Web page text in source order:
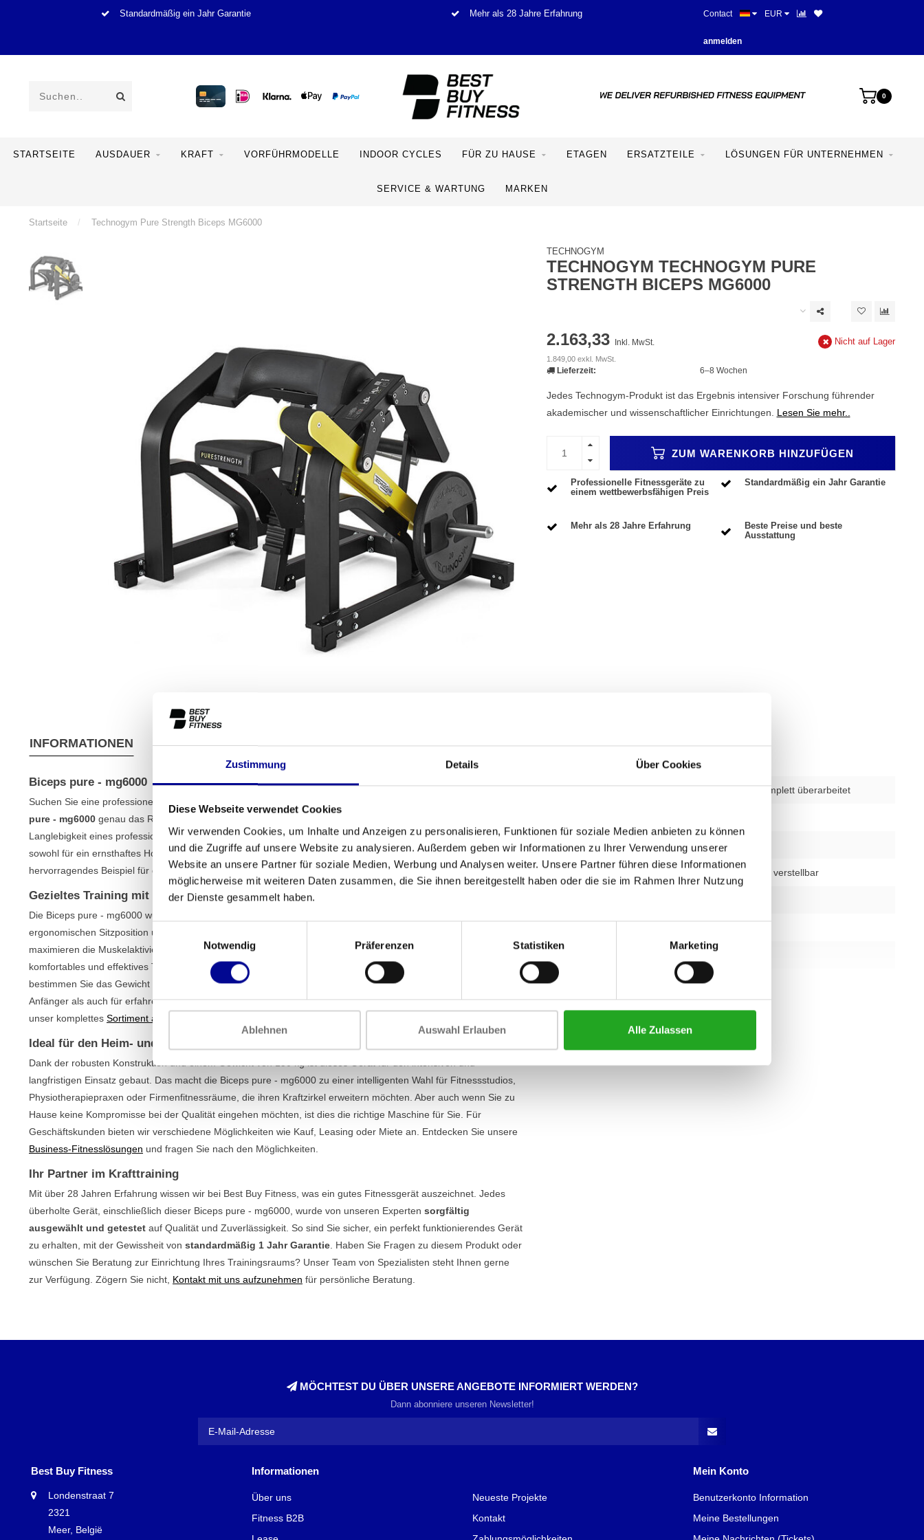
Zustimmung Details Über Cookies
Diese Webseite verwendet Cookies
Wir verwenden Cookies, um Inhalte und Anzeigen zu personalisieren, Funktionen für soziale Medien anbieten zu können
und die Zugriffe auf unsere Website zu analysieren. Außerdem geben wir Informationen zu Ihrer Verwendung unserer
Website an unsere Partner für soziale Medien, Werbung und Analysen weiter. Unsere Partner führen diese Informationen
möglicherweise mit weiteren Daten zusammen, die Sie ihnen bereitgestellt haben oder die sie im Rahmen Ihrer Nutzung
der Dienste gesammelt haben.
Einwilligungsauswahl
Notwendig
Präferenzen Statistiken Marketing
Ablehnen Auswahl Erlauben Alle Zulassen
Standardmäßig ein Jahr Garantie Mehr als 28 Jahre Erfahrung Beste Preise und beste
Contact EUR
anmelden
0
STARTSEITE AUSDAUER KRAFT VORFÜHRMODELLE INDOOR CYCLES FÜR ZU HAUSE ETAGEN ERSATZTEILE LÖSUNGEN FÜR UNTERNEHMEN
SERVICE & WARTUNG MARKEN
Startseite / Technogym Pure Strength Biceps MG6000
TECHNOGYM
TECHNOGYM TECHNOGYM PURE
STRENGTH BICEPS MG6000
2.163,33 Inkl. MwSt.
1.849,00 exkl. MwSt.
Nicht auf Lager
Lieferzeit: 6–8 Wochen
Jedes Technogym-Produkt ist das Ergebnis intensiver Forschung führender
akademischer und wissenschaftlicher Einrichtungen. Lesen Sie mehr..
ZUM WARENKORB HINZUFÜGEN
Professionelle Fitnessgeräte zu
einem wettbewerbsfähigen Preis
Standardmäßig ein Jahr Garantie
Mehr als 28 Jahre Erfahrung
Beste Preise und beste
Ausstattung
INFORMATIONEN EIGENSCHAFTEN VERSANDBEDINGUNGEN
Biceps pure - mg6000
Suchen Sie eine professionelle Maschine, um Ihre Bizeps isoliert und effektiv zu trainieren? Dann ist die
pure - mg6000 genau das Richtige für Sie. Dieses vollständig überholte Gerät bietet die Qualität und
Langlebigkeit eines professionellen Geräts, jedoch zu einem viel faireren Preis. Es ist die perfekte Ergänzung
sowohl für ein ernsthaftes Home-Gym als auch für einen kompletten Fitnessraum. Diese Maschine ist ein
hervorragendes Beispiel für die hochwertigenKrafttrainingsgeräte , die wir anbieten.
Gezieltes Training mit der Biceps pure - mg6000
Die Biceps pure - mg6000 wurde für ein Ziel entwickelt: maximale Konzentration auf die Bizeps. Dank der
ergonomischen Sitzposition und der perfekten Bewegungsbahn minimieren Sie das Verletzungsrisiko und
maximieren die Muskelaktivierung. Der Sitz ist höhenverstellbar, sodass Sie immer die richtige Haltung für ein
komfortables und effektives Training einnehmen können. Da es sich um ein „plate loaded“-Gerät handelt,
bestimmen Sie das Gewicht selbst, indem Sie Hantelscheiben hinzufügen. Dadurch ist die Maschine sowohl für
Anfänger als auch für erfahrene Kraftsportler geeignet, die an ihre Grenzen gehen wollen. Sehen Sie sich auch
unser komplettes Sortiment an Plate-Loaded-Maschinen
Ideal für den Heim- und professionellen Gebrauch
Dank der robusten Konstruktion und einem Gewicht von 150 kg ist dieses Gerät für den intensiven und
langfristigen Einsatz gebaut. Das macht die Biceps pure - mg6000 zu einer intelligenten Wahl für Fitnessstudios,
Physiotherapiepraxen oder Firmenfitnessräume, die ihren Kraftzirkel erweitern möchten. Aber auch wenn Sie zu
Hause keine Kompromisse bei der Qualität eingehen möchten, ist dies die richtige Maschine für Sie. Für
Geschäftskunden bieten wir verschiedene Möglichkeiten wie Kauf, Leasing oder Miete an. Entdecken Sie unsere
Business-Fitnesslösungen und fragen Sie nach den Möglichkeiten.
Ihr Partner im Krafttraining
Mit über 28 Jahren Erfahrung wissen wir bei Best Buy Fitness, was ein gutes Fitnessgerät auszeichnet. Jedes
überholte Gerät, einschließlich dieser Biceps pure - mg6000, wurde von unseren Experten sorgfältig
ausgewählt und getestet auf Qualität und Zuverlässigkeit. So sind Sie sicher, ein perfekt funktionierendes Gerät
zu erhalten, mit der Gewissheit von standardmäßig 1 Jahr Garantie . Haben Sie Fragen zu diesem Produkt oder
wünschen Sie Beratung zur Einrichtung Ihres Trainingsraums? Unser Team von Spezialisten steht Ihnen gerne
zur Verfügung. Zögern Sie nicht, Kontakt mit uns aufzunehmen für persönliche Beratung.
verwendet – komplett überarbeitet
Garantie 1 Jahr
Sitz in der Höhe verstellbar
1385 mm
Umfang 1005 mm
alle eigenschaften
MÖCHTEST DU ÜBER UNSERE ANGEBOTE INFORMIERT WERDEN?
Dann abonniere unseren Newsletter!
Best Buy Fitness
Londenstraat 7
2321
Meer, België
Informationen
Über uns
Fitness B2B
Neueste Projekte
Kontakt
Mein Konto
Benutzerkonto Information
Meine Bestellungen